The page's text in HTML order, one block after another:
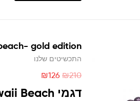
gold edition
התכשיטים שלנו
₪210
₪126
דגמי Beach